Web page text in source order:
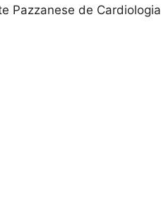
Pazzanese de Cardiologia